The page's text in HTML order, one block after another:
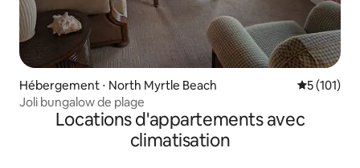
Hébergement ⋅ North Myrtle Beach Évaluation
5 (101)
Joli bungalow de plage
Locations d'appartements avec
climatisation